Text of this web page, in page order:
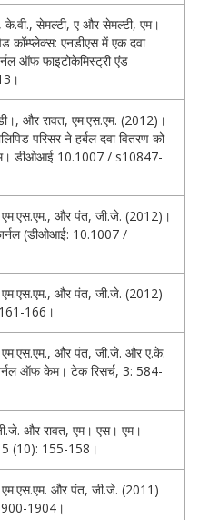
के.वी., सेमल्टी, ए और सेमल्टी, एम।
कॉम्प्लेक्स: एनडीएस में एक दवा
ऑफ फाइटोकेमिस्ट्री एंड
और रावत, एम.एस.एम. (2012)।
परिसर ने हर्बल दवा वितरण को
डीओआई 10.1007 / s10847-
एम.एस.एम., और पंत, जी.जे. (2012)।
(डीओआई: 10.1007 /
एम.एस.एम., और पंत, जी.जे. (2012)
166।
एम.एस.एम., और पंत, जी.जे. और ए.के.
ऑफ केम। टेक रिसर्च, 3: 584-
और रावत, एम। एस। एम।
5 (10): 155-158।
एम.एस.एम. और पंत, जी.जे. (2011)
1904।